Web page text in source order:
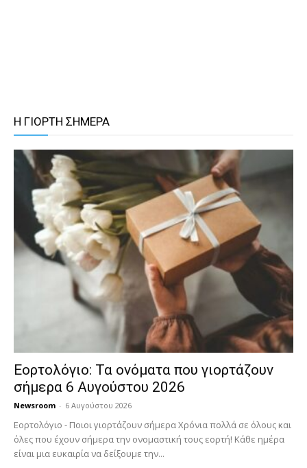
Η ΓΙΟΡΤΗ ΣΗΜΕΡΑ
Εορτολόγιο: Τα ονόματα που γιορτάζουν
σήμερα 6 Αυγούστου 2026
Newsroom - 6 Αυγούστου 2026
Εορτολόγιο - Ποιοι γιορτάζουν σήμερα Χρόνια πολλά σε όλους και
όλες που έχουν σήμερα την ονομαστική τους εορτή! Κάθε ημέρα
είναι μια ευκαιρία να δείξουμε την...